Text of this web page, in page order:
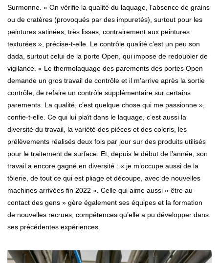
Surmonne. « On vérifie la qualité du laquage, l’absence de grains
ou de cratères (provoqués par des impuretés), surtout pour les
peintures satinées, très lisses, contrairement aux peintures
texturées », précise-t-elle. Le contrôle qualité c’est un peu son
dada, surtout celui de la porte Open, qui impose de redoubler de
vigilance. « Le thermolaquage des parements des portes Open
demande un gros travail de contrôle et il m’arrive après la sortie
contrôle, de refaire un contrôle supplémentaire sur certains
parements. La qualité, c’est quelque chose qui me passionne »,
confie-t-elle. Ce qui lui plaît dans le laquage, c’est aussi la
diversité du travail, la variété des pièces et des coloris, les
prélèvements réalisés deux fois par jour sur des produits utilisés
pour le traitement de surface. Et, depuis le début de l’année, son
travail a encore gagné en diversité : « je m’occupe aussi de la
tôlerie, de tout ce qui est pliage et découpe, avec de nouvelles
machines arrivées fin 2022 ». Celle qui aime aussi « être au
contact des gens » gère également ses équipes et la formation
de nouvelles recrues, compétences qu’elle a pu développer dans
ses précédentes expériences.